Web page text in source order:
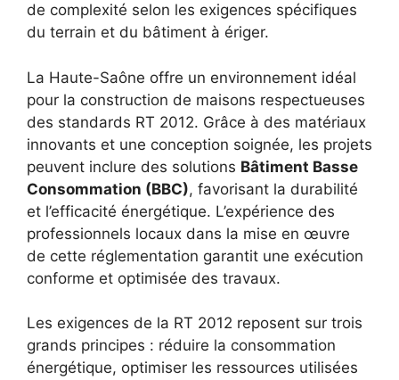
de complexité selon les exigences spécifiques
du terrain et du bâtiment à ériger.
La Haute-Saône offre un environnement idéal
pour la construction de maisons respectueuses
des standards RT 2012. Grâce à des matériaux
innovants et une conception soignée, les projets
peuvent inclure des solutions Bâtiment Basse
Consommation (BBC), favorisant la durabilité
et l’efficacité énergétique. L’expérience des
professionnels locaux dans la mise en œuvre
de cette réglementation garantit une exécution
conforme et optimisée des travaux.
Les exigences de la RT 2012 reposent sur trois
grands principes : réduire la consommation
énergétique, optimiser les ressources utilisées